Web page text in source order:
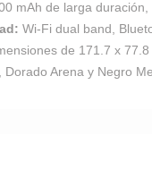
mAh de larga
Wi-Fi dual band,
de 171.7 x
Dorado Arena y Negro